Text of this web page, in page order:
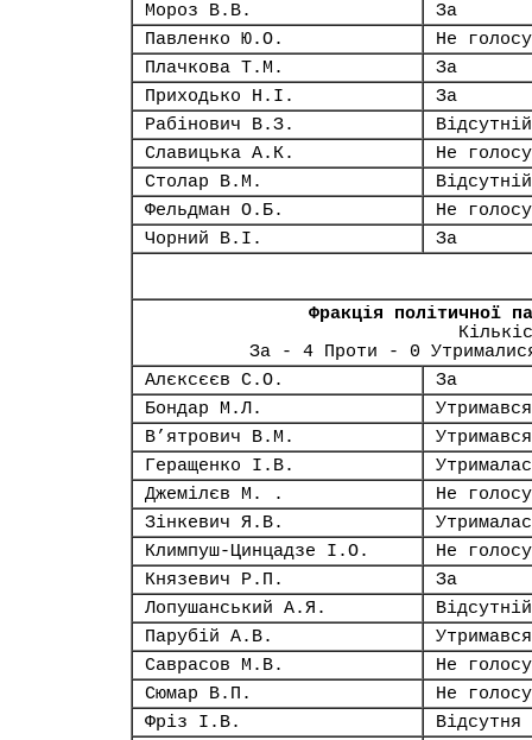
Мороз В.В.
За
Павленко Ю.О.
Не
Плачкова Т.М.
За
Приходько Н.І.
За
Рабінович В.З.
Відсутній
Славицька А.К.
Не
Столар В.М.
Відсутній
Фельдман О.Б.
Не
Чорний В.І.
За
Фракція політичної
За - 4 Проти - 0
Алєксєєв С.О.
За
Бондар М.Л.
Утримався
В’ятрович В.М.
Утримався
Геращенко І.В.
Джемілєв М. .
Не
Зінкевич Я.В.
Климпуш-Цинцадзе І.О.
Не
Князевич Р.П.
За
Лопушанський А.Я.
Відсутній
Парубій А.В.
Утримався
Саврасов М.В.
Не
Сюмар В.П.
Не
Фріз І.В.
Відсутня